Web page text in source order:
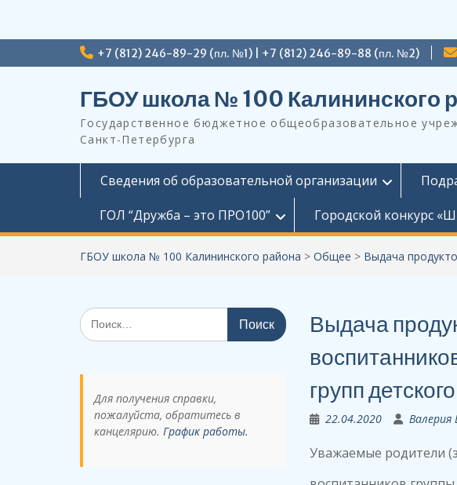
к
+7 (812) 246-89-29 (пл. №1) | +7 (812) 246-89-88 (пл. №2)
ГБОУ школа № 100 Калининского
Государственное бюджетное общеобразовательное
Санкт-Петербурга
Сведения об образовательной организации
ГОЛ “Дружба – это ПРО100”
Городской конкурс
ГБОУ школа № 100 Калининского района > Общее > Выдача
Выдача
групп
22.04.2020 Валерия
Уважаемые родители
Поиск
по:
Для получения справки,
пожалуйста, обратитесь в
канцелярию. График работы.